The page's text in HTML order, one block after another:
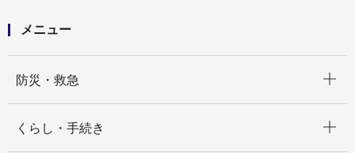
メニュー
防災・救急
くらし・手続き